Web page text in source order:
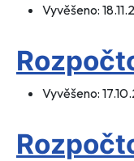
Vyvěšeno:
Vyvěšeno: